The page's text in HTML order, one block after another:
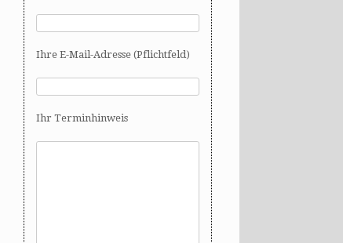
Ihre E-Mail-Adresse (Pflichtfeld)
Ihr Terminhinweis